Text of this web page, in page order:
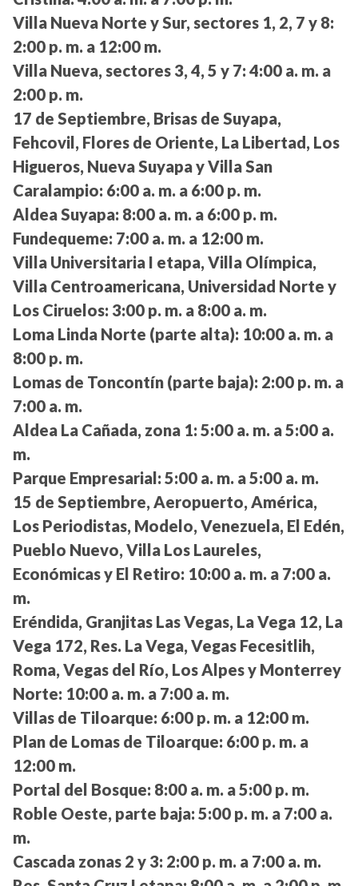
Villa Nueva Norte y Sur, sectores 1, 2, 7 y 8:
2:00 p. m. a 12:00 m.
Villa Nueva, sectores 3, 4, 5 y 7: 4:00 a. m. a
2:00 p. m.
17 de Septiembre, Brisas de Suyapa,
Fehcovil, Flores de Oriente, La Libertad, Los
Higueros, Nueva Suyapa y Villa San
Caralampio: 6:00 a. m. a 6:00 p. m.
Aldea Suyapa: 8:00 a. m. a 6:00 p. m.
Fundequeme: 7:00 a. m. a 12:00 m.
Villa Universitaria I etapa, Villa Olímpica,
Villa Centroamericana, Universidad Norte y
Los Ciruelos: 3:00 p. m. a 8:00 a. m.
Loma Linda Norte (parte alta): 10:00 a. m. a
8:00 p. m.
Lomas de Toncontín (parte baja): 2:00 p. m. a
7:00 a. m.
Aldea La Cañada, zona 1: 5:00 a. m. a 5:00 a.
m.
Parque Empresarial: 5:00 a. m. a 5:00 a. m.
15 de Septiembre, Aeropuerto, América,
Los Periodistas, Modelo, Venezuela, El Edén,
Pueblo Nuevo, Villa Los Laureles,
Económicas y El Retiro: 10:00 a. m. a 7:00 a.
m.
Eréndida, Granjitas Las Vegas, La Vega 12, La
Vega 172, Res. La Vega, Vegas Fecesitlih,
Roma, Vegas del Río, Los Alpes y Monterrey
Norte: 10:00 a. m. a 7:00 a. m.
Villas de Tiloarque: 6:00 p. m. a 12:00 m.
Plan de Lomas de Tiloarque: 6:00 p. m. a
12:00 m.
Portal del Bosque: 8:00 a. m. a 5:00 p. m.
Roble Oeste, parte baja: 5:00 p. m. a 7:00 a.
m.
Cascada zonas 2 y 3: 2:00 p. m. a 7:00 a. m.